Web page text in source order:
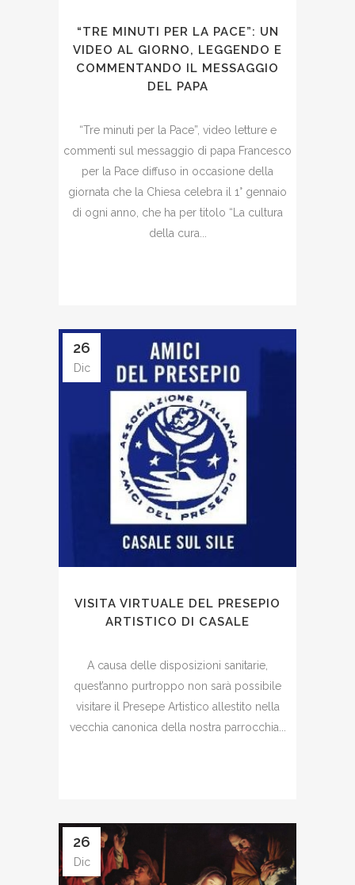
“TRE MINUTI PER LA PACE”: UN
VIDEO AL GIORNO, LEGGENDO E
COMMENTANDO IL MESSAGGIO
DEL PAPA
“Tre minuti per la Pace”, video letture e
commenti sul messaggio di papa Francesco
per la Pace diffuso in occasione della
giornata che la Chiesa celebra il 1° gennaio
di ogni anno, che ha per titolo “La cultura
della cura...
26
Dic
VISITA VIRTUALE DEL PRESEPIO
ARTISTICO DI CASALE
A causa delle disposizioni sanitarie,
quest’anno purtroppo non sarà possibile
visitare il Presepe Artistico allestito nella
vecchia canonica della nostra parrocchia...
26
Dic